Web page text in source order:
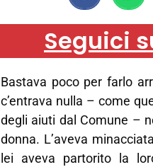
Seguici
Bastava poco per farlo
c’entrava nulla – come
degli aiuti dal Comune –
donna. L’aveva
lei aveva partorito la